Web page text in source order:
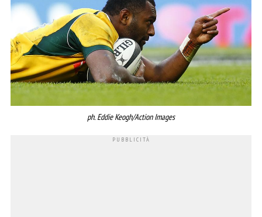
ph. Eddie Keogh/Action Images